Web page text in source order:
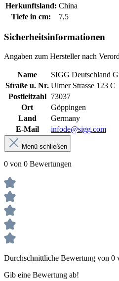
Herkunftsland: China
Tiefe in cm:
7,5
Sicherheitsinformationen
Angaben zum Hersteller nach
Name
SIGG Deutschland
Straße u. Nr. Ulmer Strasse 123 C
Postleitzahl
73037
Ort
Göppingen
Land
Germany
E-Mail
infode@sigg.com
Menü schließen
0 von 0 Bewertungen
Durchschnittliche Bewertung von 0
Gib eine Bewertung ab!